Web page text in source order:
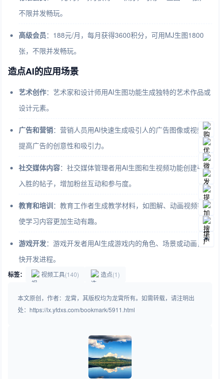
不限并发畅玩。
高级会员：188元/月，每月获得3600积分，可用MJ生图1800
张，不限并发畅玩。
造点AI的应用场景
艺术创作：艺术家和设计师用AI生图功能生成独特的艺术作品或
设计元素。
广告和营销： 营销人员用AI快速生成吸引人的广告图像或视频，
提高广告的创意性和吸引力。
社交媒体内容：社交媒体管理者用AI生图和生视频功能创建引人
入胜的帖子，增加粉丝互动和参与度。
教育和培训：教育工作者生成教学材料，如图解、动画视频等，
使学习内容更加生动有趣。
游戏开发：游戏开发者用AI生成游戏内的角色、场景或动画，加
快开发进程。
标签： 视频工具(140) 造点(1)
本文原创，作者：龙霄，其版权均为龙霄所有。如需转载，请注明出
处：https://lx.yfdxs.com/bookmark/5911.html